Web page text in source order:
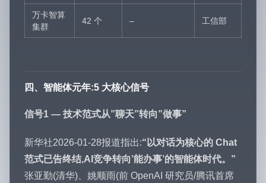
万卡智算
集群
42 个 – 工信部
四、智能体元年:5 大核心信号
信号1 — 技术范式从”聊天”转向”做事”
新华社2026-01-28报道指出:“以对话为核心的 Chat
范式已告终结,AI竞争转向’能办事’的智能体时代。”
张亚勤(清华)、姚顺雨(前 OpenAI 研究员/腾讯首席